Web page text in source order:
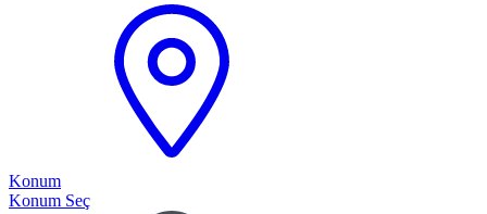
Konum
Konum Seç